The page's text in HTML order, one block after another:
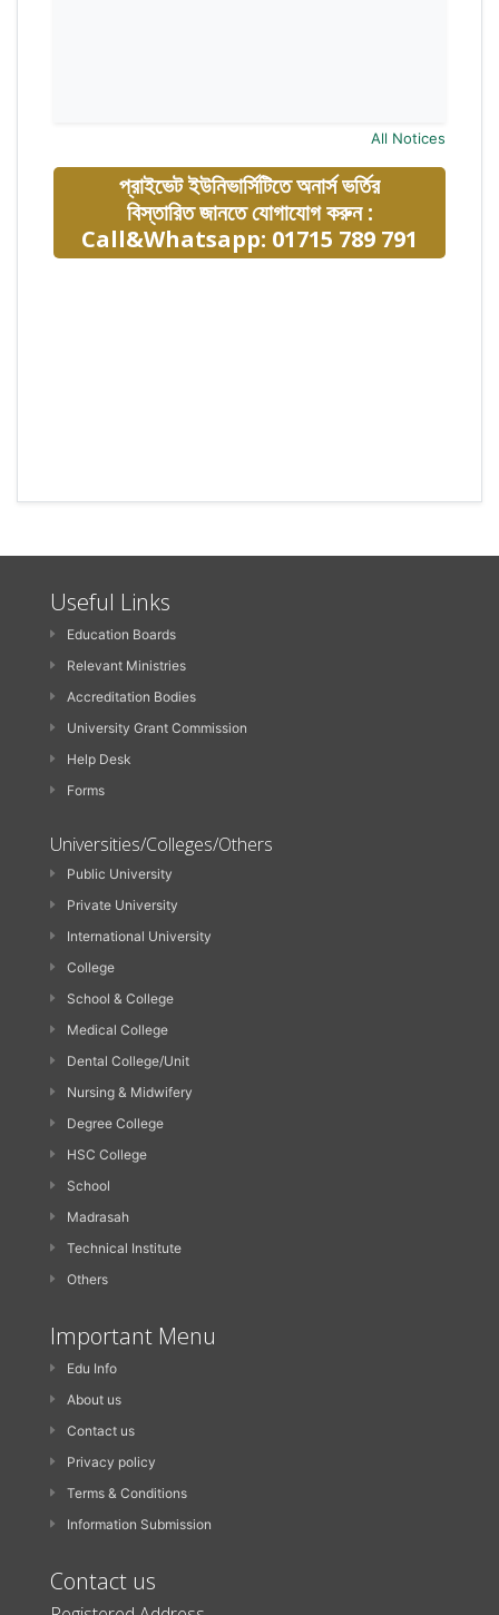
All Notices
প্রাইভেট ইউনিভার্সিটিতে অনার্স ভর্তির
বিস্তারিত জানতে যোগাযোগ করুন :
Call&Whatsapp: 01715 789 791
Useful Links
Education Boards
Relevant Ministries
Accreditation Bodies
University Grant Commission
Help Desk
Forms
Universities/Colleges/Others
Public University
Private University
International University
College
School & College
Medical College
Dental College/Unit
Nursing & Midwifery
Degree College
HSC College
School
Madrasah
Technical Institute
Others
Important Menu
Edu Info
About us
Contact us
Privacy policy
Terms & Conditions
Information Submission
Contact us